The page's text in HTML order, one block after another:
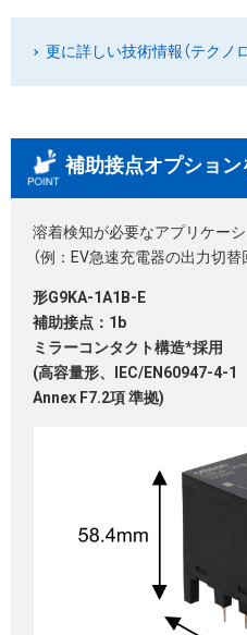
更に詳しい技術情報（テクノ
補助接点オプション
溶着検知が必要なアプリケー
（例：EV急速充電器の出力切替
形G9KA-1A1B-E
補助接点：1b
ミラーコンタクト構造*採用
(高容量形、IEC/EN60947-4-1
Annex F7.2項 準拠)